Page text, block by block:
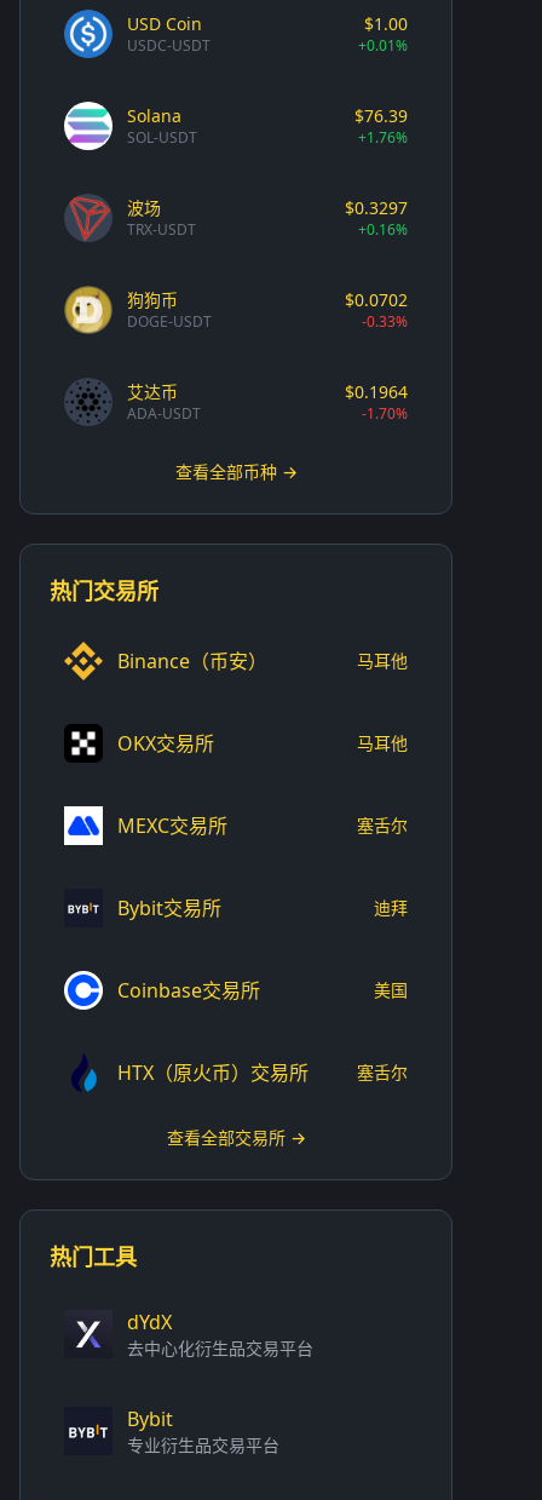
USD Coin
USDC-USDT
$1.00
+0.01%
Solana
SOL-USDT
$76.39
+1.76%
波场
TRX-USDT
$0.3297
+0.16%
狗狗币
DOGE-USDT
$0.0702
-0.33%
艾达币
ADA-USDT
$0.1964
-1.70%
查看全部币种 →
热门交易所
Binance（币安） 马耳他
OKX交易所 马耳他
MEXC交易所 塞舌尔
Bybit交易所 迪拜
Coinbase交易所 美国
HTX（原火币）交易所 塞舌尔
查看全部交易所 →
热门工具
dYdX
去中心化衍生品交易平台
Bybit
专业衍生品交易平台